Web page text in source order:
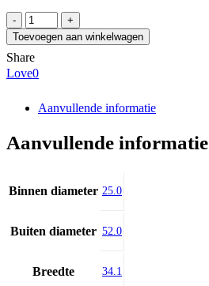
SKF
YAR
205-
2F/VA228
aantal
Toevoegen aan winkelwagen
Share
Love0
Aanvullende informatie
Aanvullende informatie
Binnen diameter 25.0
Buiten diameter 52.0
Breedte 34.1